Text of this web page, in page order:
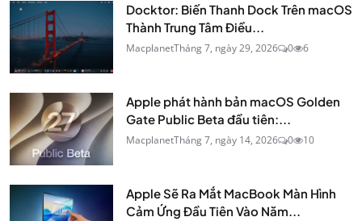
Docktor: Biến Thanh Dock Trên macOS
Thành Trung Tâm Điều...
MacplanetTháng 7, ngày 29, 2026 0 6
Apple phát hành bản macOS Golden
Gate Public Beta đầu tiên:...
MacplanetTháng 7, ngày 14, 2026 0 10
Apple Sẽ Ra Mắt MacBook Màn Hình
Cảm Ứng Đầu Tiên Vào Năm...